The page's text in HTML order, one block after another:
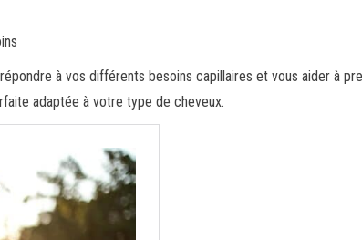
à vos différents besoins capillaires et vous aider à
adaptée à votre type de cheveux.